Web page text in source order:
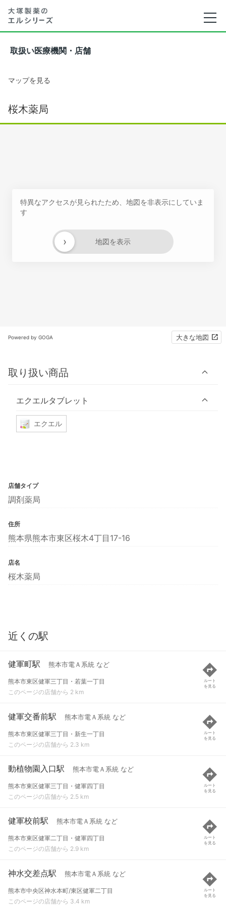
取扱い医療機関・店舗
マップを見る
桜木薬局
特異なアクセスが見られたため、地図を非表示にしていま
す
地図を表示
›
Powered by GOGA 大きな地図
取り扱い商品
エクエルタブレット
エクエル
店舗タイプ
調剤薬局
住所
熊本県熊本市東区桜木4丁目17-16
店名
桜木薬局
近くの駅
健軍町駅 熊本市電Ａ系統 など
熊本市東区健軍三丁目・若葉一丁目
このページの店舗から 2 km
ルート
を見る
健軍交番前駅 熊本市電Ａ系統 など
熊本市東区健軍三丁目・新生一丁目
このページの店舗から 2.3 km
ルート
を見る
動植物園入口駅 熊本市電Ａ系統 など
熊本市東区健軍三丁目・健軍四丁目
このページの店舗から 2.5 km
ルート
を見る
健軍校前駅 熊本市電Ａ系統 など
熊本市東区健軍二丁目・健軍四丁目
このページの店舗から 2.9 km
ルート
を見る
神水交差点駅 熊本市電Ａ系統 など
熊本市中央区神水本町/東区健軍二丁目
このページの店舗から 3.4 km
ルート
を見る